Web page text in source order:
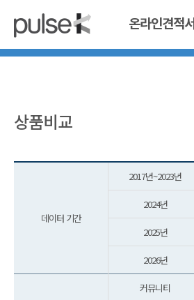
온라인견적서
상품비교
데이터 기간
2017년~2023년
2024년
2025년
2026년
커뮤니티